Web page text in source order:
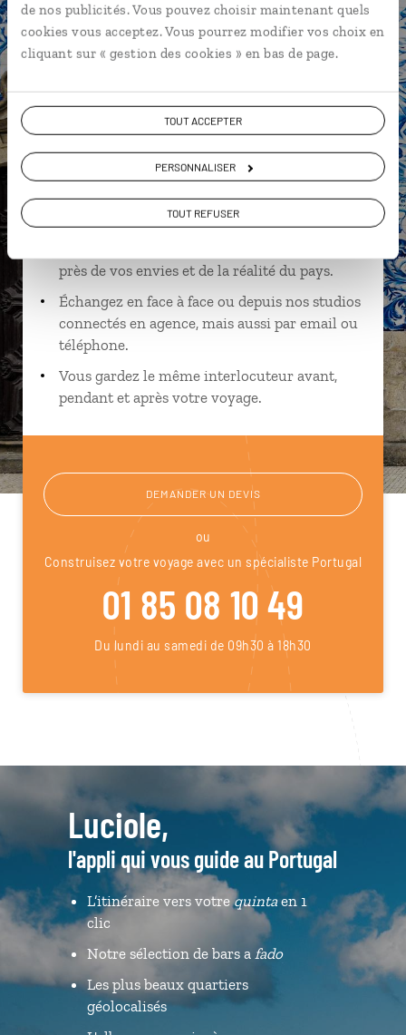
de nos publicités. Vous pouvez choisir maintenant quels
cookies vous acceptez. Vous pourrez modifier vos choix en
cliquant sur « gestion des cookies » en bas de page.
TOUT ACCEPTER
PERSONNALISER
TOUT REFUSER
Ponta Delgada - Sao Miguel
Anais,
spécialiste Portugal
Suivez vos envies et demandez conseils à nos
près de vos envies et de la réalité du pays.
Échangez en face à face ou depuis nos studios
connectés en agence, mais aussi par email ou
téléphone.
Vous gardez le même interlocuteur avant,
pendant et après votre voyage.
DEMANDER UN DEVIS
ou
Construisez votre voyage avec un spécialiste Portugal
01 85 08 10 49
Du lundi au samedi de 09h30 à 18h30
Luciole,
l'appli qui vous guide au Portugal
L’itinéraire vers votrequintaen 1
clic
Notre sélection de bars a fado
Les plus beaux quartiers
géolocalisés